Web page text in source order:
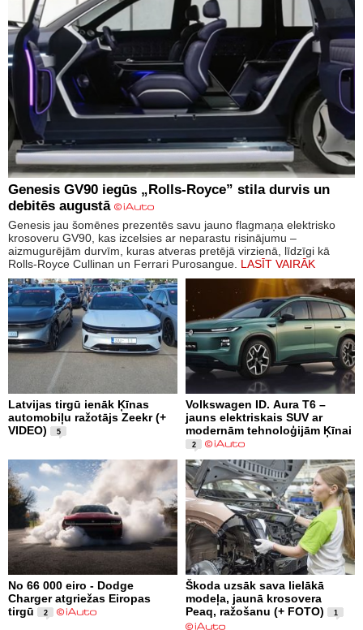
Genesis GV90 iegūs „Rolls-Royce” stila durvis un
debitēs augustā
Genesis jau šomēnes prezentēs savu jauno flagmaņa elektrisko
krosoveru GV90, kas izcelsies ar neparastu risinājumu –
aizmugurējām durvīm, kuras atveras pretējā virzienā, līdzīgi kā
Rolls-Royce Cullinan un Ferrari Purosangue. LASĪT VAIRĀK
Latvijas tirgū ienāk Ķīnas
automobiļu ražotājs Zeekr (+
VIDEO)
5
Volkswagen ID. Aura T6 –
jauns elektriskais SUV ar
modernām tehnoloģijām Ķīnai
2
No 66 000 eiro - Dodge
Charger atgriežas Eiropas
tirgū
2
Škoda uzsāk sava lielākā
modeļa, jaunā krosovera
Peaq, ražošanu (+ FOTO)
1